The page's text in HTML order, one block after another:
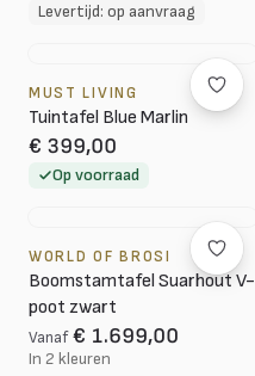
Levertijd: op aanvraag
MUST LIVING
Tuintafel Blue Marlin
€ 399,00
Op voorraad
WORLD OF BROSI
Boomstamtafel Suarhout V-
poot zwart
Vanaf € 1.699,00
In 2 kleuren